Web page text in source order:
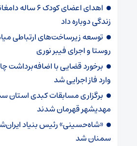
زندگی دوباره داد
روستا و اجرای فیبر نوری
برخورد قضایی با اضافه‌برداشت
وارد فاز اجرایی شد
برگزاری مسابقات کبدی استان
مهدیشهر قهرمان شدند
«شاه‌حسینی» رئیس بنیاد
سمنان شد